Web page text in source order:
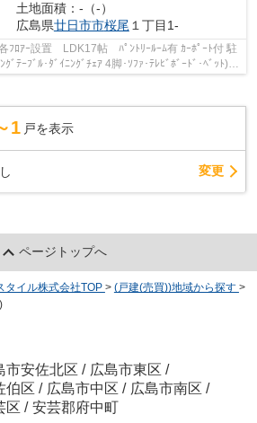
土地面積：-（-）
広島県廿日市市桜尾１丁目1-
ﾌﾛｱｰ設置 LDK17帖 ﾊﾟﾝﾄﾘｰﾙｰﾑ有 ｶｰﾎﾟｰﾄ付 駐
ﾞﾃｰﾌﾞﾙ･ﾀﾞｲﾆﾝｸﾞﾁｪｱ 4脚･ｿﾌｧ･ﾃﾚﾋﾞﾎﾞｰﾄﾞ･ﾍﾞｯﾄ)
1 戸を表示
変更
ページトップへ
タイル株式会社TOP > (戸建(売買))地域から探す >
市安佐北区 / 広島市東区 /
伯区 / 広島市中区 / 広島市南区 /
区 / 安芸郡府中町